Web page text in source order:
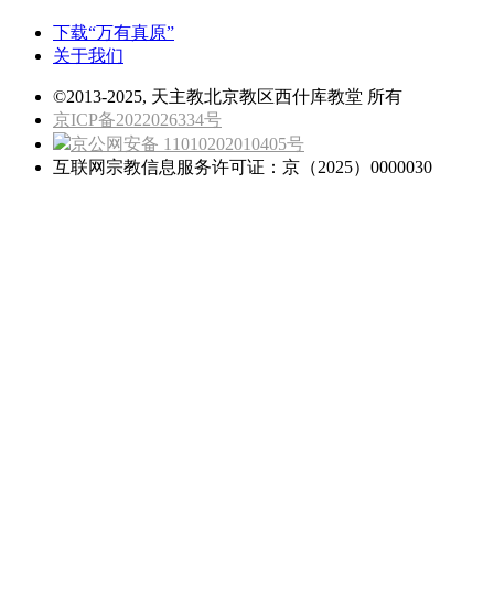
下载“万有真原”
关于我们
©2013-2025, 天主教北京教区西什库教堂 所有
京ICP备2022026334号
京公网安备 11010202010405号
互联网宗教信息服务许可证：京（2025）0000030